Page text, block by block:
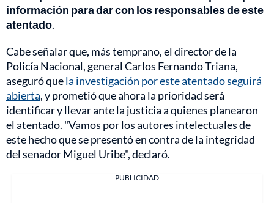
información para dar con los responsables de este
atentado.
Cabe señalar que, más temprano, el director de la
Policía Nacional, general Carlos Fernando Triana,
aseguró quela investigación por este atentado seguirá
abierta, y prometió que ahora la prioridad será
identificar y llevar ante la justicia a quienes planearon
el atentado. "Vamos por los autores intelectuales de
este hecho que se presentó en contra de la integridad
del senador Miguel Uribe", declaró.
PUBLICIDAD